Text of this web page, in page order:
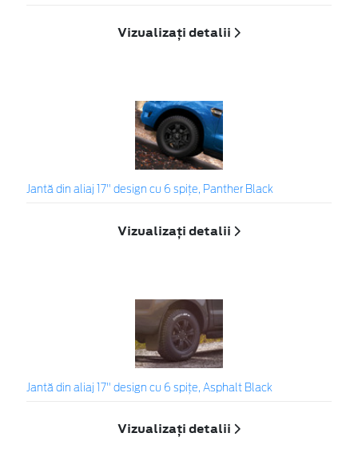
Vizualizați detalii
Jantă din aliaj 17" design cu 6 spițe, Panther Black
Vizualizați detalii
Jantă din aliaj 17" design cu 6 spițe, Asphalt Black
Vizualizați detalii